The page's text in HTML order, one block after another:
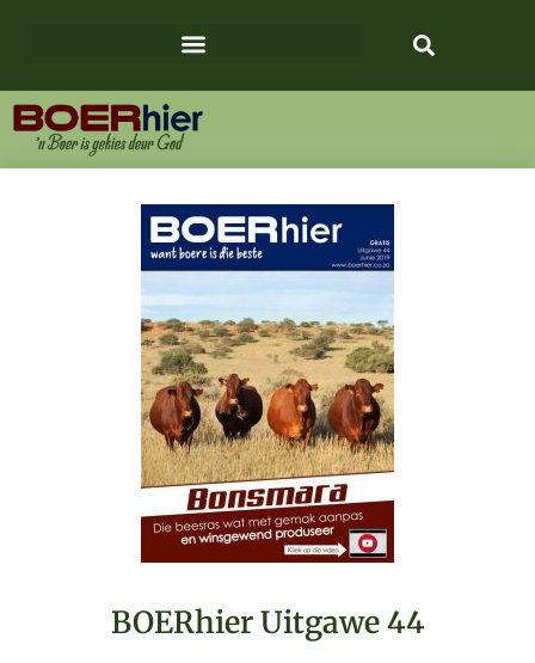
BOERhier Uitgawe 44